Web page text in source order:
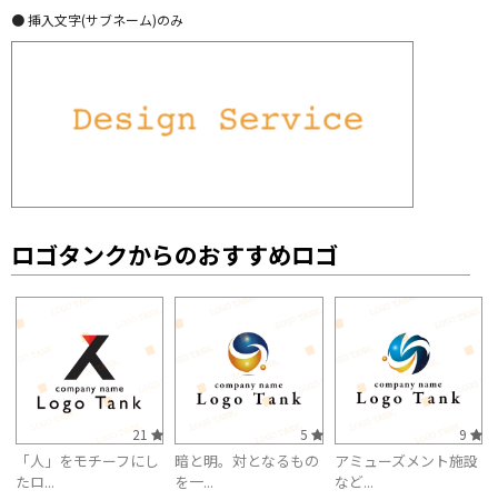
● 挿入文字(サブネーム)のみ
ロゴタンクからのおすすめロゴ
21
「人」をモチーフにし
たロ...
5
暗と明。対となるもの
を一...
9
アミューズメント施設
など...